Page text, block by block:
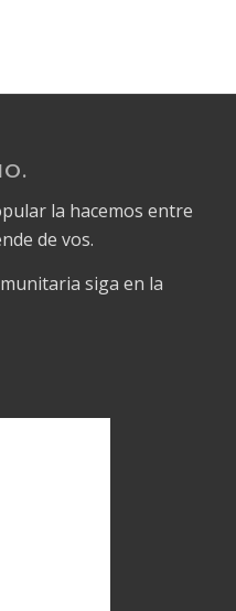
la hacemos entre
de vos.
siga en la